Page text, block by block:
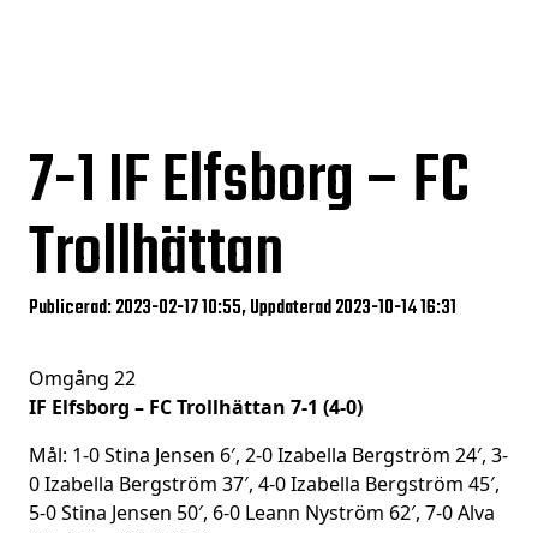
7-1IF Elfsborg – FC
Trollhättan
Publicerad: 2023-02-17 10:55, Uppdaterad 2023-10-14 16:31
Omgång 22
IF Elfsborg – FC Trollhättan 7-1 (4-0)
Mål: 1-0 Stina Jensen 6′, 2-0 Izabella Bergström 24′, 3-
0 Izabella Bergström 37′, 4-0 Izabella Bergström 45′,
5-0 Stina Jensen 50′, 6-0 Leann Nyström 62′, 7-0 Alva